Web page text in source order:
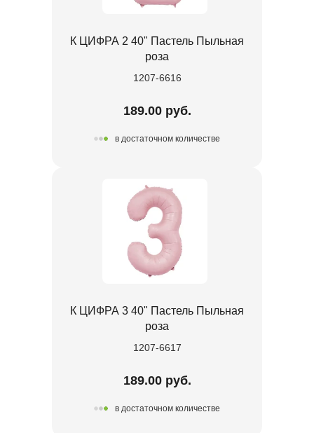
К ЦИФРА 2 40" Пастель Пыльная
роза
1207-6616
189.00 руб.
в достаточном количестве
К ЦИФРА 3 40" Пастель Пыльная
роза
1207-6617
189.00 руб.
в достаточном количестве